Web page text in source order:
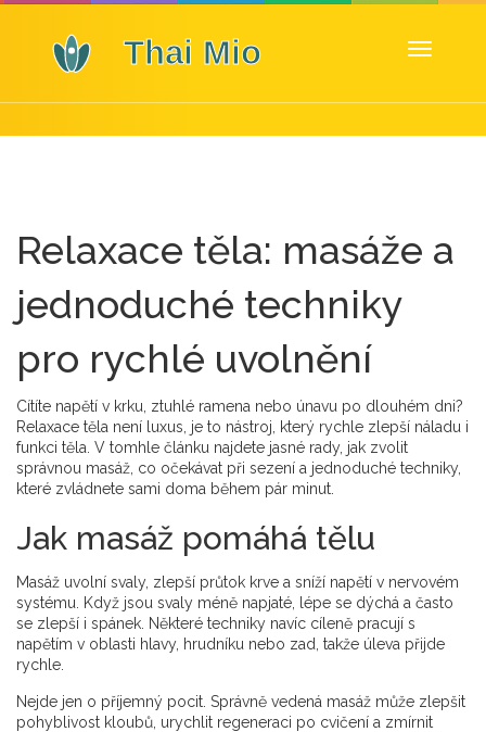
Zobrazit
Relaxace těla: masáže a
jednoduché techniky
pro rychlé uvolnění
Cítíte napětí v krku, ztuhlé ramena nebo únavu po dlouhém dni?
Relaxace těla není luxus, je to nástroj, který rychle zlepší náladu i
funkci těla. V tomhle článku najdete jasné rady, jak zvolit
správnou masáž, co očekávat při sezení a jednoduché techniky,
které zvládnete sami doma během pár minut.
Jak masáž pomáhá tělu
Masáž uvolní svaly, zlepší průtok krve a sníží napětí v nervovém
systému. Když jsou svaly méně napjaté, lépe se dýchá a často
se zlepší i spánek. Některé techniky navíc cíleně pracují s
napětím v oblasti hlavy, hrudníku nebo zad, takže úleva přijde
rychle.
Nejde jen o příjemný pocit. Správně vedená masáž může zlepšit
pohyblivost kloubů, urychlit regeneraci po cvičení a zmírnit